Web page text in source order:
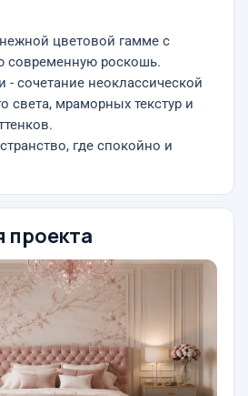
цветовой гамме с
современную роскошь.
- сочетание неоклассической
света, мраморных текстур и
где спокойно и
проекта